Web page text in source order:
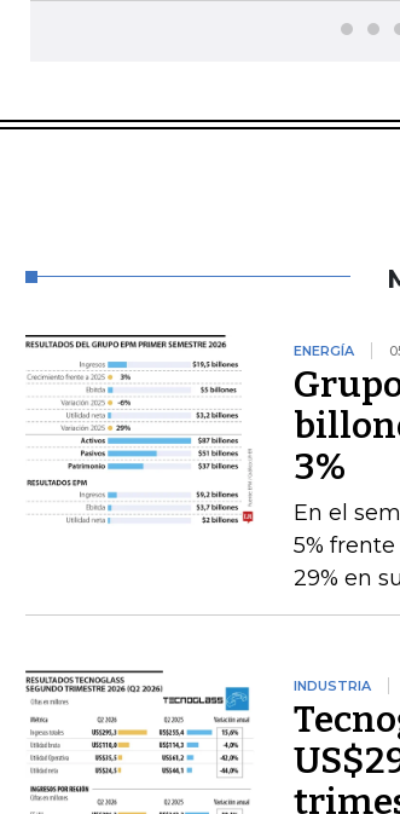
ENERGÍA
3%
En el
5%
29% en
INDUSTRIA